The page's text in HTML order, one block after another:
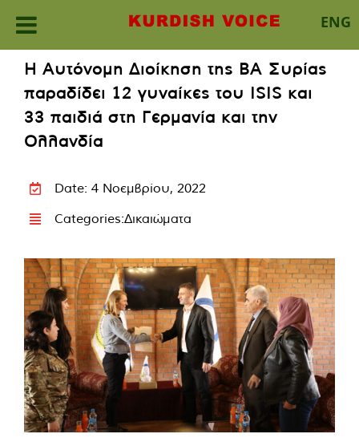
ENG
content
Η Αυτόνομη Διοίκηση της ΒΑ Συρίας
παραδίδει 12 γυναίκες του ISIS και
33 παιδιά στη Γερμανία και την
Ολλανδία
Date: 4 Νοεμβρίου, 2022
Categories:Δικαιώματα